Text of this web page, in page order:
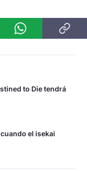
to Die tendrá
el isekai